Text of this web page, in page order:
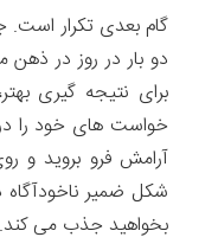
گام بعدی تکرار است.
دو بار در روز در ذهن
برای نتیجه گیری
خواست های خود را
آرامش فرو بروید و
شکل ضمیر ناخودآگاه
بخواهید جذب می کند.